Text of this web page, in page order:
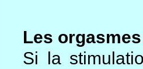
Les
Si la